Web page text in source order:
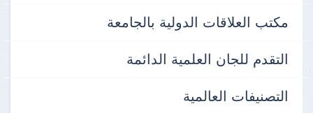
مكتب العلاقات الدولية بالجامعة
التقدم للجان العلمية الدائمة
التصنيفات العالمية